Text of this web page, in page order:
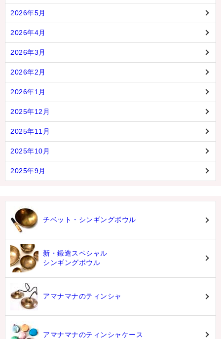
2026年5月
2026年4月
2026年3月
2026年2月
2026年1月
2025年12月
2025年11月
2025年10月
2025年9月
チベット・シンギングボウル
新・鍛造スペシャル
シンギングボウル
アマナマナのティンシャ
アマナマナのティンシャケース